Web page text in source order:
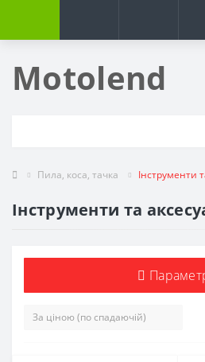
Motolend
Пила, коса, тачка Інструменти
Інструменти та